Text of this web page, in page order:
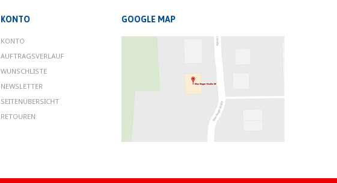
KONTO
KONTO
AUFTRAGSVERLAUF
WUNSCHLISTE
NEWSLETTER
SEITENÜBERSICHT
RETOUREN
GOOGLE MAP